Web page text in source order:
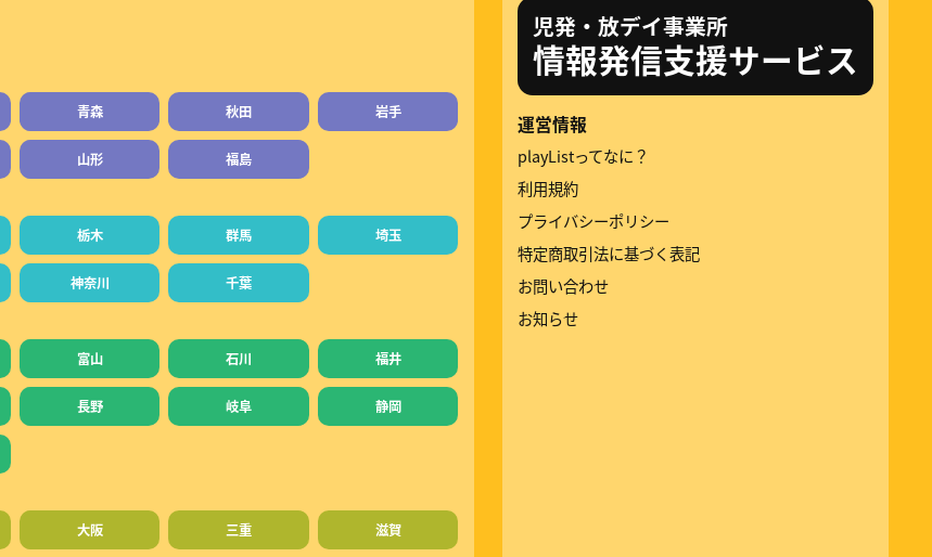
青森 秋田 岩手
山形 福島
栃木 群馬 埼玉
神奈川 千葉
富山 石川 福井
長野 岐阜 静岡
大阪 三重 滋賀
児発・放デイ事業所
情報発信支援サービス
運営情報
playListってなに？
利用規約
プライバシーポリシー
特定商取引法に基づく表記
お問い合わせ
お知らせ